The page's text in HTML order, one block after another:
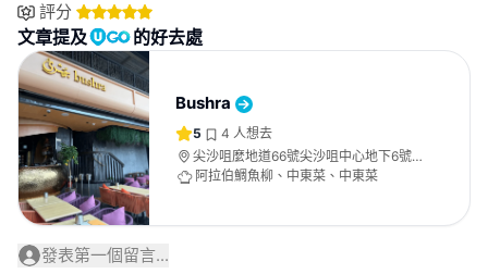
評分
文章提及 的好去處
Bushra
5 4 人想去
尖沙咀麼地道66號尖沙咀中心地下6號
舖及UG樓16號舖
阿拉伯鯛魚柳、中東菜、中東菜
發表第一個留言...